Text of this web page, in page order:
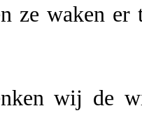
ze waken er
wij de